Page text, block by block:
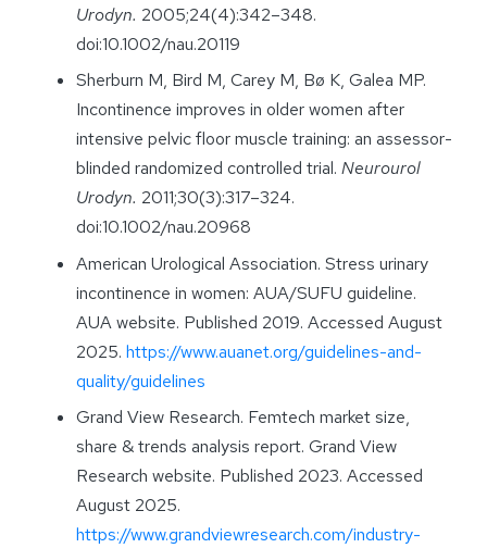
Urodyn. 2005;24(4):342–348.
doi:10.1002/nau.20119
Sherburn M, Bird M, Carey M, Bø K, Galea MP.
Incontinence improves in older women after
intensive pelvic floor muscle training: an assessor-
blinded randomized controlled trial. Neurourol
Urodyn. 2011;30(3):317–324.
doi:10.1002/nau.20968
American Urological Association. Stress urinary
incontinence in women: AUA/SUFU guideline.
AUA website. Published 2019. Accessed August
2025. https://www.auanet.org/guidelines-and-
quality/guidelines
Grand View Research. Femtech market size,
share & trends analysis report. Grand View
Research website. Published 2023. Accessed
August 2025.
https://www.grandviewresearch.com/industry-